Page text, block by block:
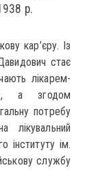
р.
кар’єру. Із
стає
лікарем-
а згодом
потребу
лікувальний
інституту ім.
службу